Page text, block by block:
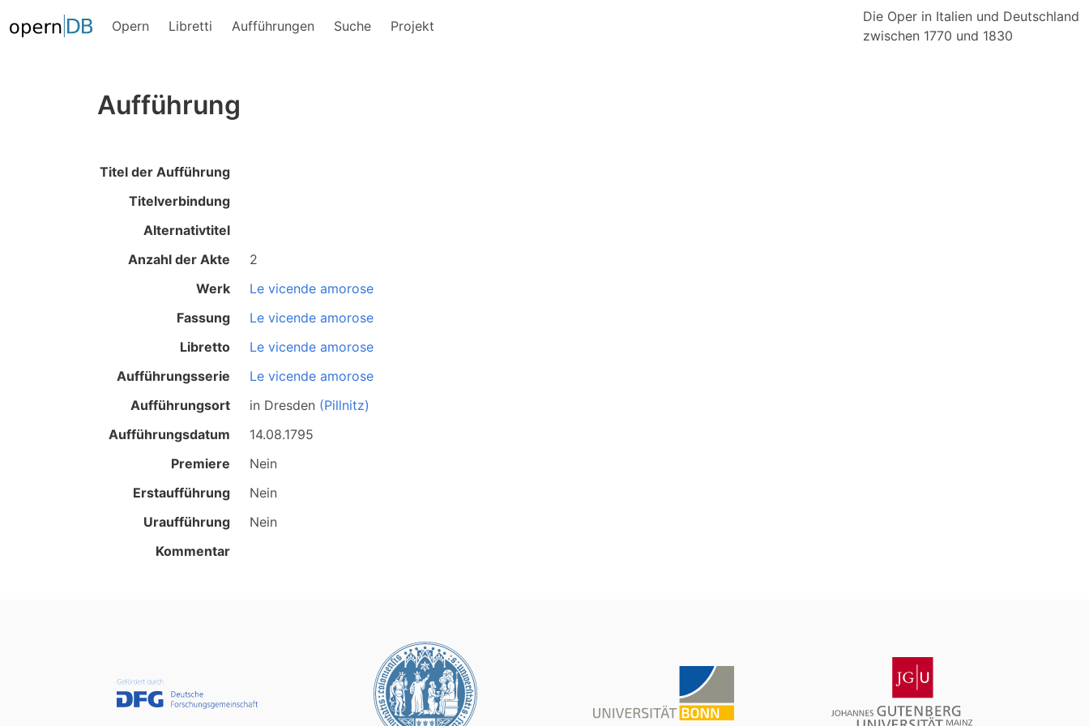
Opern Libretti Aufführungen Suche Projekt
Die Oper in Italien und Deutschland
zwischen 1770 und 1830
Aufführung
Titel der Aufführung
Titelverbindung
Alternativtitel
Anzahl der Akte
2
Werk
Le vicende amorose
Fassung
Le vicende amorose
Libretto
Le vicende amorose
Aufführungsserie
Le vicende amorose
Aufführungsort
in Dresden (Pillnitz)
Aufführungsdatum
14.08.1795
Premiere
Nein
Erstaufführung
Nein
Uraufführung
Nein
Kommentar